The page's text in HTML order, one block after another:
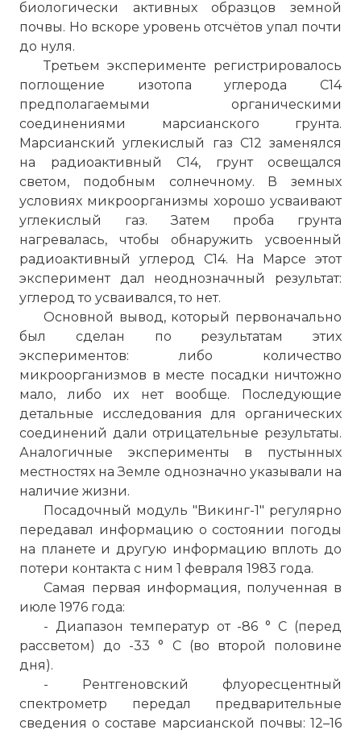
биологически активных образцов земной
почвы. Но вскоре уровень отсчётов упал почти
до нуля.
Третьем эксперименте регистрировалось
поглощение изотопа углерода С14
предполагаемыми органическими
соединениями марсианского грунта.
Марсианский углекислый газ С12 заменялся
на радиоактивный С14, грунт освещался
светом, подобным солнечному. В земных
условиях микроорганизмы хорошо усваивают
углекислый газ. Затем проба грунта
нагревалась, чтобы обнаружить усвоенный
радиоактивный углерод С14. На Марсе этот
эксперимент дал неоднозначный результат:
углерод то усваивался, то нет.
Основной вывод, который первоначально
был сделан по результатам этих
экспериментов: либо количество
микроорганизмов в месте посадки ничтожно
мало, либо их нет вообще. Последующие
детальные исследования для органических
соединений дали отрицательные результаты.
Аналогичные эксперименты в пустынных
местностях на Земле однозначно указывали на
наличие жизни.
Посадочный модуль "Викинг-1" регулярно
передавал информацию о состоянии погоды
на планете и другую информацию вплоть до
потери контакта с ним 1 февраля 1983 года.
Самая первая информация, полученная в
июле 1976 года:
- Диапазон температур от -86 ° C (перед
рассветом) до -33 ° C (во второй половине
дня).
- Рентгеновский флуоресцентный
спектрометр передал предварительные
сведения о составе марсианской почвы: 12–16
☓